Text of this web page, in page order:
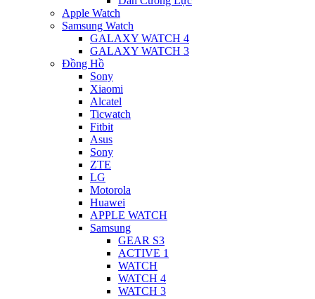
Apple Watch
Samsung Watch
GALAXY WATCH 4
GALAXY WATCH 3
Đồng Hồ
Sony
Xiaomi
Alcatel
Ticwatch
Fitbit
Asus
Sony
ZTE
LG
Motorola
Huawei
APPLE WATCH
Samsung
GEAR S3
ACTIVE 1
WATCH
WATCH 4
WATCH 3